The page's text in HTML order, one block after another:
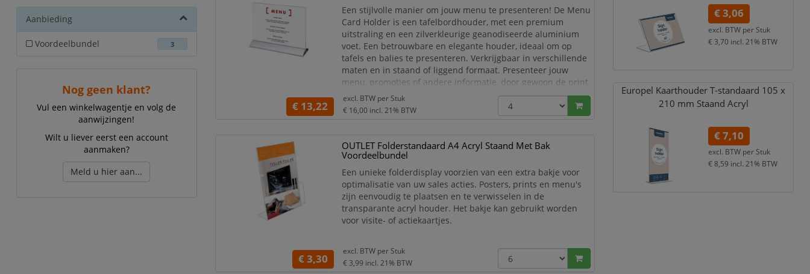
Aanbieding
Voordeelbundel 3
Nog geen klant?
Vul een winkelwagentje en volg de
aanwijzingen!
Wilt u liever eerst een account
aanmaken?
Meld u hier aan...
Een stijlvolle manier om jouw menu te presenteren! De Menu
Card Holder is een tafelbordhouder, met een premium
uitstraling en een zilverkleurige geanodiseerde aluminium
voet. Een betrouwbare en elegante houder, ideaal om op
tafels en balies te presenteren. Verkrijgbaar in verschillende
maten en in staand of liggend formaat. Presenteer jouw
menu, promoties of andere informatie, door gewoon de print
in de acryl menukaarthouder te plaatsen!
P
€ 13,22
excl. BTW per Stuk
€ 16,00 incl. 21% BTW
OUTLET Folderstandaard A4 Acryl Staand Met Bak
Voordeelbundel
Een unieke folderdisplay voorzien van een extra bakje voor
optimalisatie van uw sales acties. Posters, prints en menu's
zijn eenvoudig te plaatsen en te verwisselen in de
transparante acryl houder. Het bakje kan gebruikt worden
voor visite- of actiekaartjes.
€ 3,30
excl. BTW per Stuk
€ 3,99 incl. 21% BTW
€ 3,06
excl. BTW per Stuk
€ 3,70 incl. 21% BTW
Europel Kaarthouder T-standaard 105 x
210 mm Staand Acryl
€ 7,10
excl. BTW per Stuk
€ 8,59 incl. 21% BTW